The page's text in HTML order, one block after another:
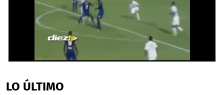
27
seconds
LO ÚLTIMO